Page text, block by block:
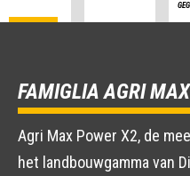
FAMIGLIA AGRI
Agri Max Power X2, de
het landbouwgamma van